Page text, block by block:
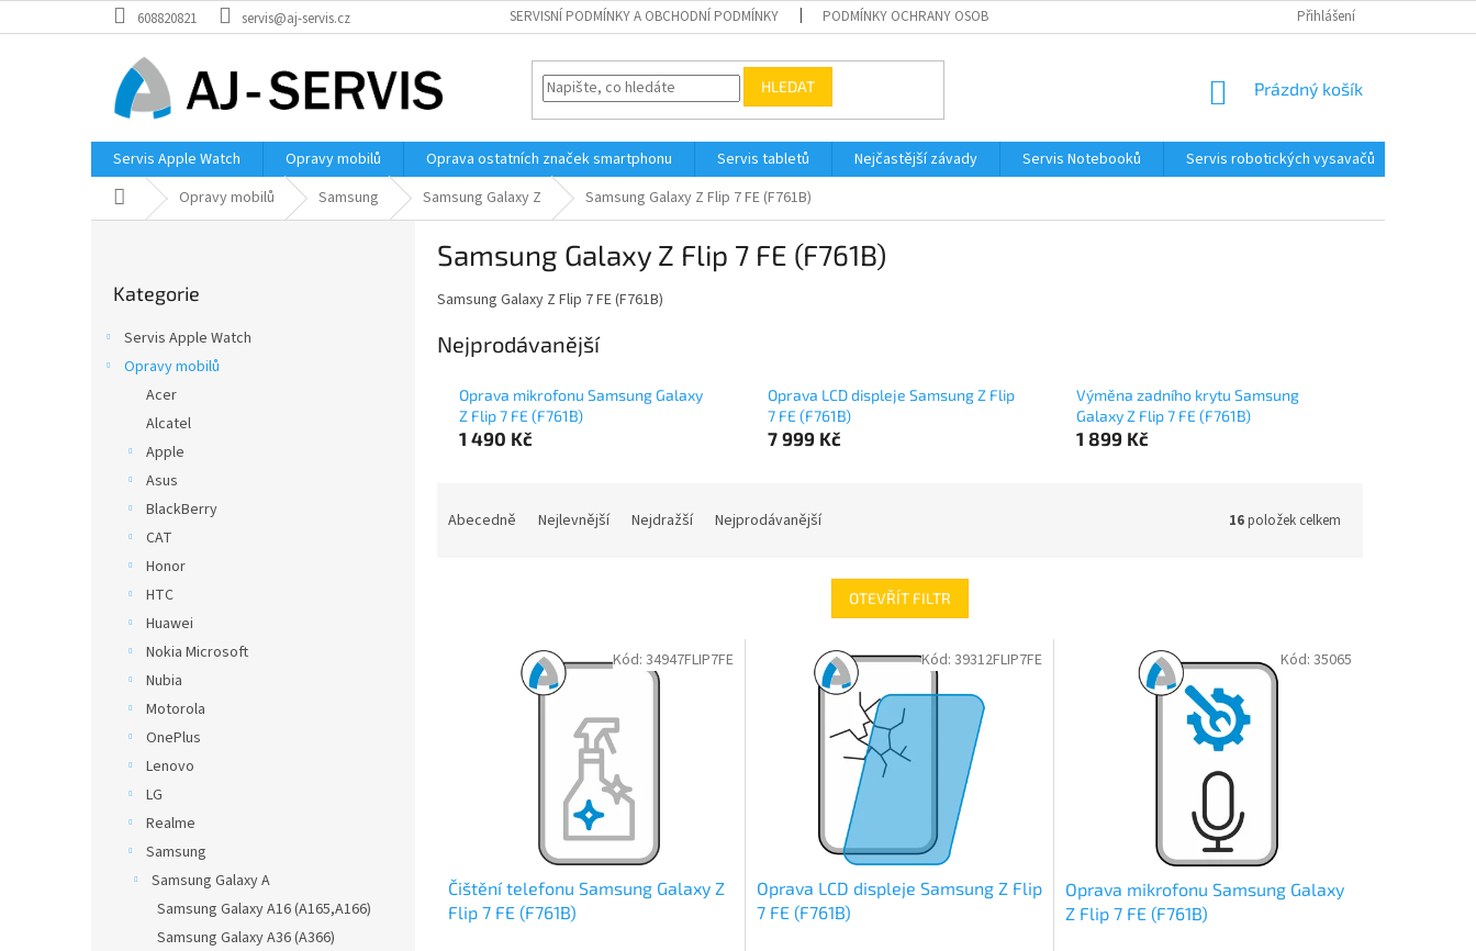
na
608820821 servis@aj-servis.cz SERVISNÍ PODMÍNKY A OBCHODNÍ PODMÍNKY PODMÍNKY OCHRANY OSOBNÍCH ÚDAJŮ Přihlášení
HLEDAT
NÁKUPNÍ
Prázdný košík
Servis Apple Watch Opravy mobilů Oprava ostatních značek smartphonu Servis tabletů Nejčastější závady Servis Notebooků Servis robotických vysavačů
Domů Opravy mobilů Samsung Samsung Galaxy Z Samsung Galaxy Z Flip 7 FE (F761B)
kategorie
Kategorie
Servis Apple Watch
Opravy mobilů
Acer
Alcatel
Apple
Asus
BlackBerry
CAT
Honor
HTC
Huawei
Nokia Microsoft
Nubia
Motorola
OnePlus
Lenovo
LG
Realme
Samsung
Samsung Galaxy A
Samsung Galaxy A16 (A165,A166)
Samsung Galaxy A36 (A366)
Samsung Galaxy Z Flip 7 FE (F761B)
Samsung Galaxy Z Flip 7 FE (F761B)
Nejprodávanější
Oprava mikrofonu Samsung Galaxy
Z Flip 7 FE (F761B)
1 490 Kč
Oprava LCD displeje Samsung Z Flip
7 FE (F761B)
7 999 Kč
Výměna zadního krytu Samsung
Galaxy Z Flip 7 FE (F761B)
1 899 Kč
Abecedně Nejlevnější Nejdražší Nejprodávanější 16položek celkem
OTEVŘÍT FILTR
Čištění telefonu Samsung Galaxy Z
Flip 7 FE (F761B)
Kód: 34947FLIP7FE
Oprava LCD displeje Samsung Z Flip
7 FE (F761B)
Kód: 39312FLIP7FE
Oprava mikrofonu Samsung Galaxy
Z Flip 7 FE (F761B)
Kód: 35065